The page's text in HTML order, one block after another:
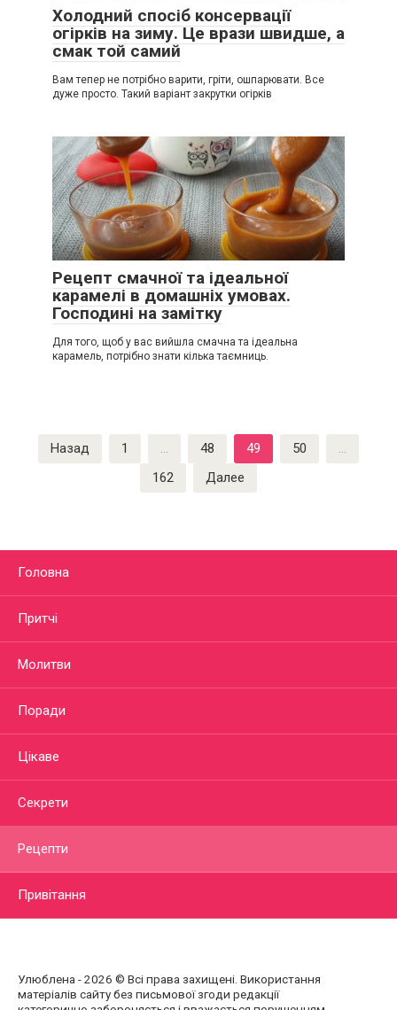
Холодний спосіб консервації
огірків на зиму. Це врази швидше, а
смак той самий
Вам тепер не потрібно варити, гріти, ошпарювати. Все
дуже просто. Такий варіант закрутки огірків
Рецепт смачної та ідеальної
карамелі в домашніх умовах.
Господині на замітку
Для того, щоб у вас вийшла смачна та ідеальна
карамель, потрібно знати кілька таємниць.
Пагинация
записей
Назад 1 … 48 49 50
…
162
Далее
Головна
Притчі
Молитви
Поради
Цікаве
Секрети
Рецепти
Привітання
Улюблена - 2026 © Всі права захищені. Використання
матеріалів сайту без письмової згоди редакції